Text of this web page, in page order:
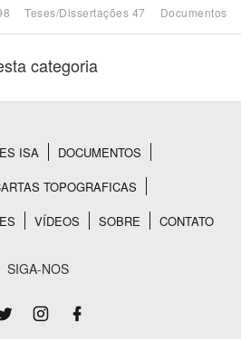
BUSCAR
Teses/Dissertações 47 Documentos
categoria
ISA
DOCUMENTOS
TOPOGRAFICAS
VÍDEOS SOBRE CONTATO
SIGA-NOS